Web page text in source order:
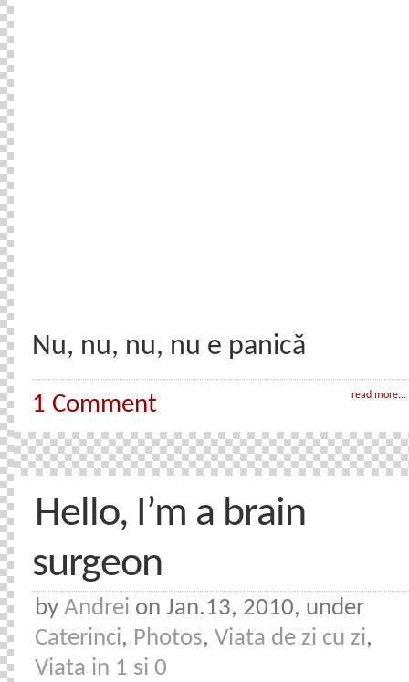
Nu, nu, nu, nu e panică
read more...
1 Comment
Hello, I’m a brain
surgeon
by Andrei on Jan.13, 2010, under
Caterinci, Photos, Viata de zi cu zi,
Viata in 1 si 0